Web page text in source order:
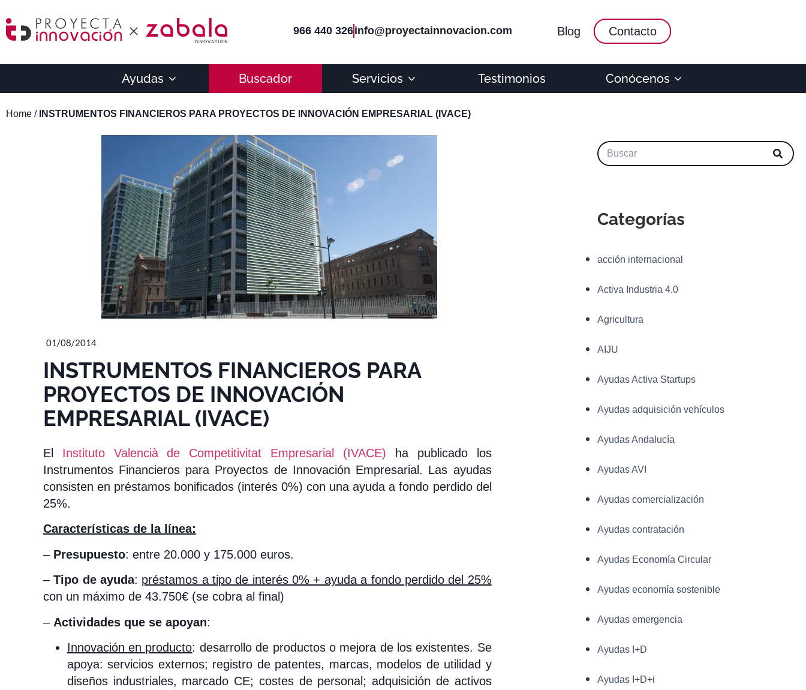
966 440 326info@proyectainnovacion.com Blog Contacto
Ayudas Buscador Servicios Testimonios Conócenos
Home / INSTRUMENTOS FINANCIEROS PARA PROYECTOS DE INNOVACIÓN EMPRESARIAL (IVACE)
01/08/2014
INSTRUMENTOS FINANCIEROS PARA
PROYECTOS DE INNOVACIÓN
EMPRESARIAL (IVACE)
El Instituto Valencià de Competitivitat Empresarial (IVACE) ha publicado los
Instrumentos Financieros para Proyectos de Innovación Empresarial. Las ayudas
consisten en préstamos bonificados (interés 0%) con una ayuda a fondo perdido del
25%.
Características de la línea:
– Presupuesto: entre 20.000 y 175.000 euros.
–Tipo de ayuda: préstamos a tipo de interés 0% + ayuda a fondo perdido del 25%
con un máximo de 43.750€ (se cobra al final)
– Actividades que se apoyan:
Innovación en producto: desarrollo de productos o mejora de los existentes. Se
apoya: servicios externos; registro de patentes, marcas, modelos de utilidad y
diseños industriales, marcado CE; costes de personal; adquisición de activos
Categorías
acción internacional
Activa Industria 4.0
Agricultura
AIJU
Ayudas Activa Startups
Ayudas adquisición vehículos
Ayudas Andalucía
Ayudas AVI
Ayudas comercialización
Ayudas contratación
Ayudas Economía Circular
Ayudas economía sostenible
Ayudas emergencia
Ayudas I+D
Ayudas I+D+i